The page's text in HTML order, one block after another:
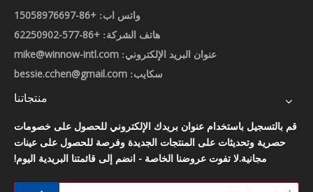
واتس اب: +86-15058976697
هاتف الشركة: +86-577-62250902
عنوان البريد الإلكتروني: mike@winnow-intl.com
سكايب: bessie.cchen@gmail.com
منتجاتنا
قم بالتسجيل باستخدام عنوان بريدك الإلكتروني للحصول على خصومات
حصرية وتحديثات على المنتجات الجديدة وفرصة للحصول على عينات
مجانية.لا تفوت عروضنا الخاصة - انضم إلى قائمتنا البريدية اليوم!